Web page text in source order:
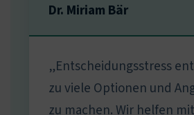
Dr. Miriam Bär
„Entscheidungsstress
zu viele Optionen und
zu machen. Wir helfen mit